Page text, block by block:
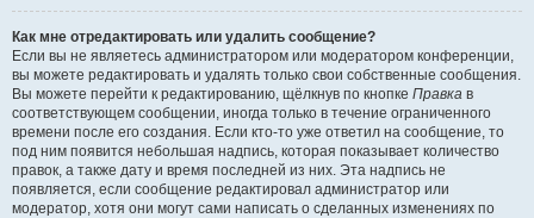
Как мне отредактировать или удалить сообщение?
Если вы не являетесь администратором или модератором конференции,
вы можете редактировать и удалять только свои собственные сообщения.
Вы можете перейти к редактированию, щёлкнув по кнопке Правка в
соответствующем сообщении, иногда только в течение ограниченного
времени после его создания. Если кто-то уже ответил на сообщение, то
под ним появится небольшая надпись, которая показывает количество
правок, а также дату и время последней из них. Эта надпись не
появляется, если сообщение редактировал администратор или
модератор, хотя они могут сами написать о сделанных изменениях по